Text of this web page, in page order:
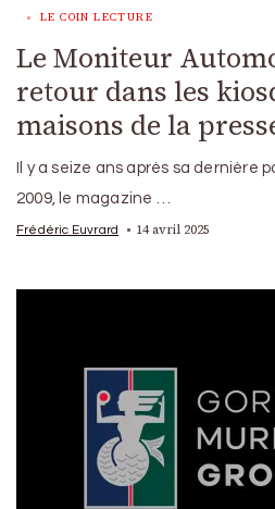
LE COIN LECTURE
Le Moniteur
retour dans les
maisons de la
Il y a seize ans après sa dernière
2009, le magazine …
Frédéric Euvrard 14 avril 2025